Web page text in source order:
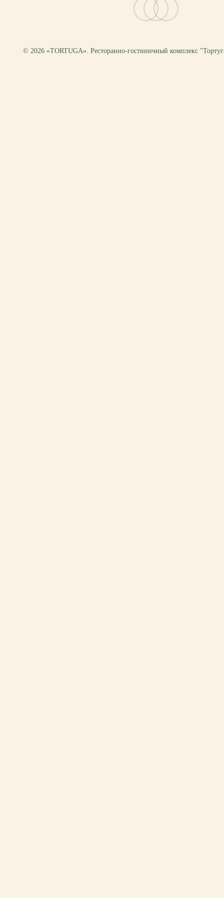
© 2026 «TORTUGA». Ресторанно-гостиничный комплекс